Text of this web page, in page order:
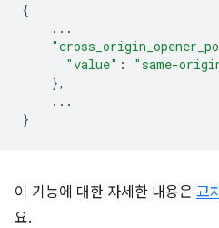
{
...
"value" :
"same-
},
...
}
이 기능에 대한 자세한 내용은 교
요.